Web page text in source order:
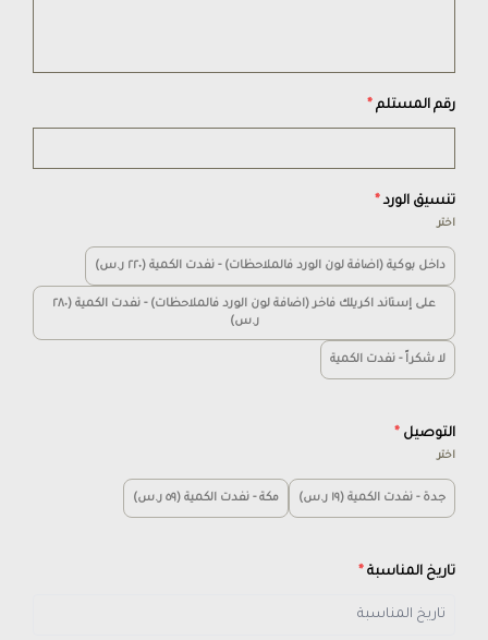
رقم المستلم *
تنسيق الورد*
اختر
داخل بوكية (اضافة لون الورد فالملاحظات) - نفدت الكمية (٢٢٠ ر.س)
على إستاند اكريلك فاخر (اضافة لون الورد فالملاحظات) - نفدت الكمية (٢٨٠
ر.س)
لا شكراً - نفدت الكمية
التوصيل *
اختر
جدة - نفدت الكمية (١٩ ر.س) مكة - نفدت الكمية (٥٩ ر.س)
تاريخ المناسبة *